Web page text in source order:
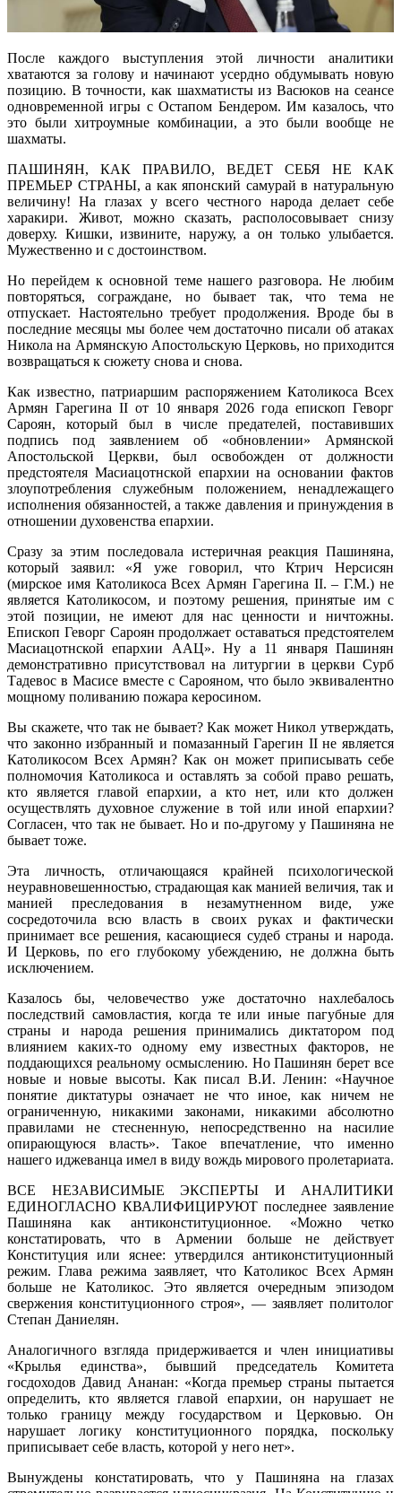
После каждого выступления этой личности аналитики
хватаются за голову и начинают усердно обдумывать новую
позицию. В точности, как шахматисты из Васюков на сеансе
одновременной игры с Остапом Бендером. Им казалось, что
это были хитроумные комбинации, а это были вообще не
шахматы.
ПАШИНЯН, КАК ПРАВИЛО, ВЕДЕТ СЕБЯ НЕ КАК
ПРЕМЬЕР СТРАНЫ, а как японский самурай в натуральную
величину! На глазах у всего честного народа делает себе
харакири. Живот, можно сказать, располосовывает снизу
доверху. Кишки, извините, наружу, а он только улыбается.
Мужественно и с достоинством.
Но перейдем к основной теме нашего разговора. Не любим
повторяться, сограждане, но бывает так, что тема не
отпускает. Настоятельно требует продолжения. Вроде бы в
последние месяцы мы более чем достаточно писали об атаках
Никола на Армянскую Апостольскую Церковь, но приходится
возвращаться к сюжету снова и снова.
Как известно, патриаршим распоряжением Католикоса Всех
Армян Гарегина II от 10 января 2026 года епископ Геворг
Сароян, который был в числе предателей, поставивших
подпись под заявлением об «обновлении» Армянской
Апостольской Церкви, был освобожден от должности
предстоятеля Масиацотнской епархии на основании фактов
злоупотребления служебным положением, ненадлежащего
исполнения обязанностей, а также давления и принуждения в
отношении духовенства епархии.
Сразу за этим последовала истеричная реакция Пашиняна,
который заявил: «Я уже говорил, что Ктрич Нерсисян
(мирское имя Католикоса Всех Армян Гарегина II. – Г.М.) не
является Католикосом, и поэтому решения, принятые им с
этой позиции, не имеют для нас ценности и ничтожны.
Епископ Геворг Сароян продолжает оставаться предстоятелем
Масиацотнской епархии ААЦ». Ну а 11 января Пашинян
демонстративно присутствовал на литургии в церкви Сурб
Тадевос в Масисе вместе с Сарояном, что было эквивалентно
мощному поливанию пожара керосином.
Вы скажете, что так не бывает? Как может Никол утверждать,
что законно избранный и помазанный Гарегин II не является
Католикосом Всех Армян? Как он может приписывать себе
полномочия Католикоса и оставлять за собой право решать,
кто является главой епархии, а кто нет, или кто должен
осуществлять духовное служение в той или иной епархии?
Согласен, что так не бывает. Но и по-другому у Пашиняна не
бывает тоже.
Эта личность, отличающаяся крайней психологической
неуравновешенностью, страдающая как манией величия, так и
манией преследования в незамутненном виде, уже
сосредоточила всю власть в своих руках и фактически
принимает все решения, касающиеся судеб страны и народа.
И Церковь, по его глубокому убеждению, не должна быть
исключением.
Казалось бы, человечество уже достаточно нахлебалось
последствий самовластия, когда те или иные пагубные для
страны и народа решения принимались диктатором под
влиянием каких-то одному ему известных факторов, не
поддающихся реальному осмыслению. Но Пашинян берет все
новые и новые высоты. Как писал В.И. Ленин: «Научное
понятие диктатуры означает не что иное, как ничем не
ограниченную, никакими законами, никакими абсолютно
правилами не стесненную, непосредственно на насилие
опирающуюся власть». Такое впечатление, что именно
нашего иджеванца имел в виду вождь мирового пролетариата.
ВСЕ НЕЗАВИСИМЫЕ ЭКСПЕРТЫ И АНАЛИТИКИ
ЕДИНОГЛАСНО КВАЛИФИЦИРУЮТ последнее заявление
Пашиняна как антиконституционное. «Можно четко
констатировать, что в Армении больше не действует
Конституция или яснее: утвердился антиконституционный
режим. Глава режима заявляет, что Католикос Всех Армян
больше не Католикос. Это является очередным эпизодом
свержения конституционного строя», — заявляет политолог
Степан Даниелян.
Аналогичного взгляда придерживается и член инициативы
«Крылья единства», бывший председатель Комитета
госдоходов Давид Ананан: «Когда премьер страны пытается
определить, кто является главой епархии, он нарушает не
только границу между государством и Церковью. Он
нарушает логику конституционного порядка, поскольку
приписывает себе власть, которой у него нет».
Вынуждены констатировать, что у Пашиняна на глазах